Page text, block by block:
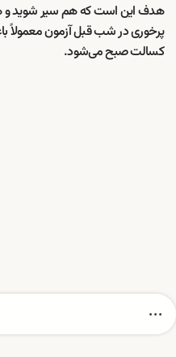
هدف این است که هم سیر شوید و
پرخوری در شب قبل آزمون معمولاً
کسالت صبح می‌شود.